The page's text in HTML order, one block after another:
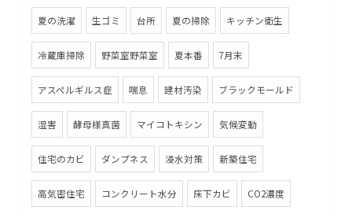
夏の洗濯 生ゴミ 台所 夏の掃除 キッチン衛生
冷蔵庫掃除 野菜室野菜室 夏本番 7月末
アスペルギルス症 喘息 建材汚染 ブラックモールド
湿害 酵母様真菌 マイコトキシン 気候変動
住宅のカビ ダンプネス 浸水対策 新築住宅
高気密住宅 コンクリート水分 床下カビ CO2濃度